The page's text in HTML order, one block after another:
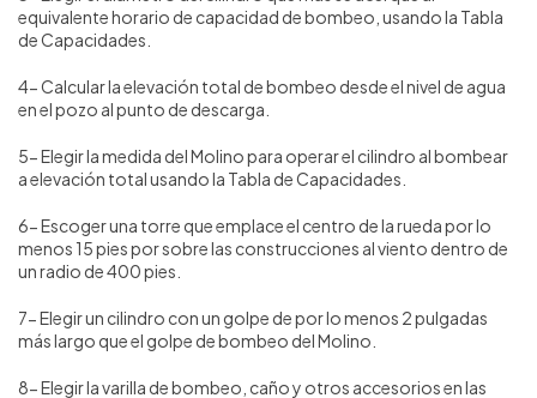
equivalente horario de capacidad de bombeo, usando la Tabla
de Capacidades.
4- Calcular la elevación total de bombeo desde el nivel de agua
en el pozo al punto de descarga.
5- Elegir la medida del Molino para operar el cilindro al bombear
a elevación total usando la Tabla de Capacidades.
6- Escoger una torre que emplace el centro de la rueda por lo
menos 15 pies por sobre las construcciones al viento dentro de
un radio de 400 pies.
7- Elegir un cilindro con un golpe de por lo menos 2 pulgadas
más largo que el golpe de bombeo del Molino.
8- Elegir la varilla de bombeo, caño y otros accesorios en las